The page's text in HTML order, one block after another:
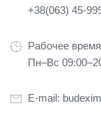
+38(063) 45-
Рабочее
Пн–Вс
E-mail: